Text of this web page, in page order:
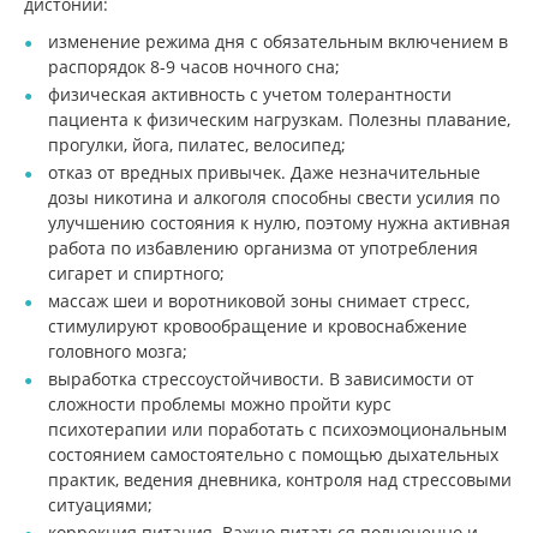
изменение режима дня с обязательным включением в
распорядок 8-9 часов ночного сна;
физическая активность с учетом толерантности
пациента к физическим нагрузкам. Полезны плавание,
прогулки, йога, пилатес, велосипед;
отказ от вредных привычек. Даже незначительные
дозы никотина и алкоголя способны свести усилия по
улучшению состояния к нулю, поэтому нужна активная
работа по избавлению организма от употребления
сигарет и спиртного;
массаж шеи и воротниковой зоны снимает стресс,
стимулируют кровообращение и кровоснабжение
головного мозга;
выработка стрессоустойчивости. В зависимости от
сложности проблемы можно пройти курс
психотерапии или поработать с психоэмоциональным
состоянием самостоятельно с помощью дыхательных
практик, ведения дневника, контроля над стрессовыми
ситуациями;